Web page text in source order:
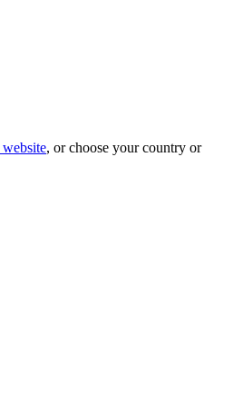
, or choose your country or